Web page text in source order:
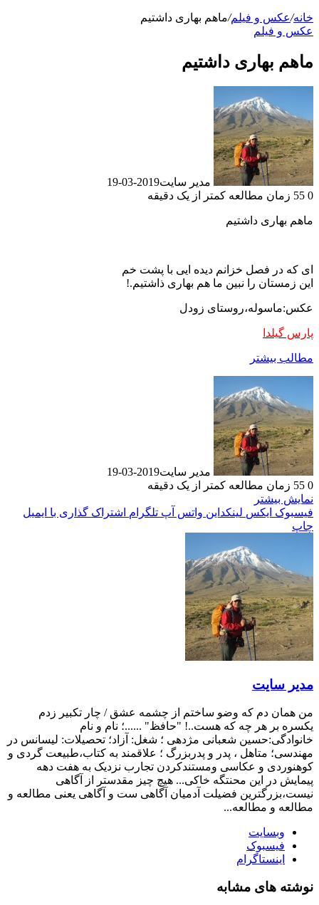
خانه/عکس و فیلم/ماهم بهاری داشتیم
عکس و فیلم
ماهم بهاری داشتیم
مدیر سایت2019-03-19
0
زمان مطالعه کمتر از یک دقیقه
ماهم بهاری داشتیم
ای که در فصل خزانم دیده ایی با پشت خم
این زمستان را نبین ما هم بهاری ذاشتیم.!
عکس:ماسوله،روستای زودل
پارس گیلدا
مطالب بیشتر
مدیر سایت2019-03-19
0
زمان مطالعه کمتر از یک دقیقه
نمایش بیشتر
فیسبوک ایکس لینکداین واتس آپ تلگرام اشتراک گذاری با ایمیل
چاپ
مدیر سایت
من همان دم که وضو ساختم از چشمه عشق / چار تکبیر زدم
یکسره بر هر چه که هست..! "حافظ" ......؛ نام و نام
خانوادگی:حسین شعبانی مژدهی ؛ شغل: آزاد؛ تحصیلات: لیسانس در
مهندسی؛ متاهل ، پدر و پدربزرگ ؛ علاقمند به کتاب،طبیعت گردی و
کوهنوردی و عکاسی ومستندکردن تجارب نزدیک به هفت دهه
پیمایش در این محنتگه خاکی... هیچ چیز مقدستر از آگاهی
نیست،بزرگترین فضیلت آدمیان آگاهی ست و آگاهی یعنی مطالعه و
مطالعه و مطالعه...
وبسایت
فیسبوک
اینستاگرام
نوشته های مشابه